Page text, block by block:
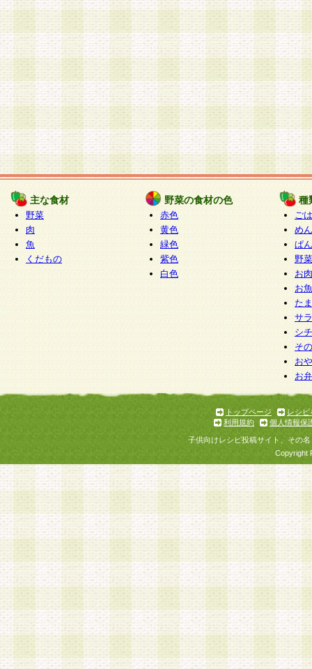
主な食材
野菜
肉
魚
くだもの
野菜の食材の色
赤色
黄色
緑色
紫色
白色
種
ご
めん
ぱん
野
お
お
た
サ
シ
そ
お
お
トップページ
レシピ
利用規約
個人情報保
子供向けレシピ投稿サイト、その
Copyright